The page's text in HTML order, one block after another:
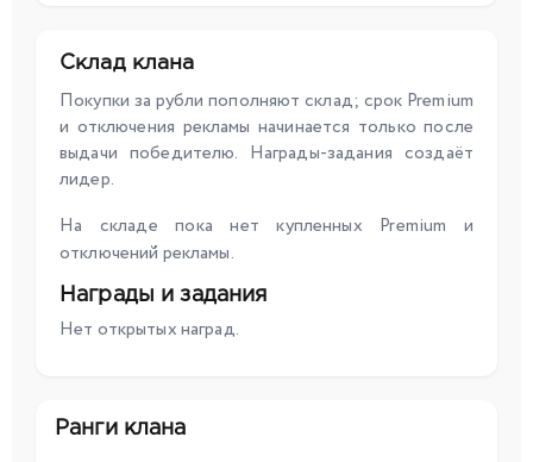
Склад клана
Покупки за рубли пополняют склад; срок Premium
и отключения рекламы начинается только после
выдачи победителю. Награды-задания создаёт
лидер.
На складе пока нет купленных Premium и
отключений рекламы.
Награды и задания
Нет открытых наград.
Ранги клана